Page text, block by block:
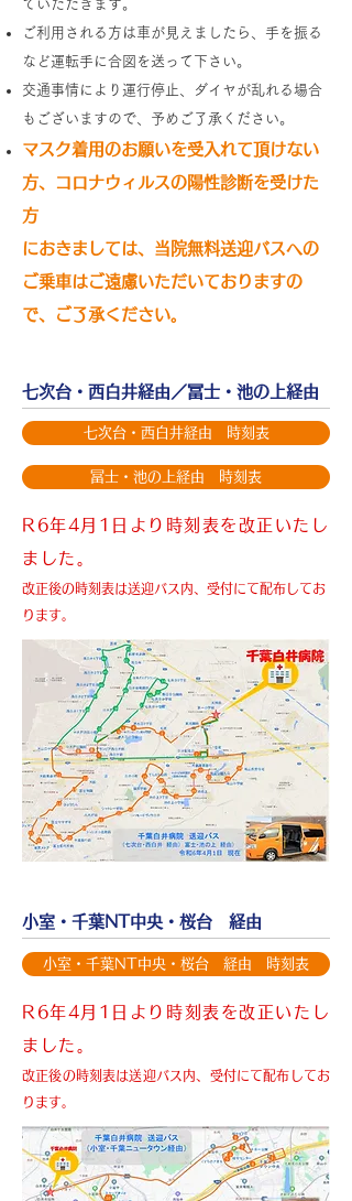
ていただきます。
ご利用される方は車が見えましたら、手を振る
など運転手に合図を送って下さい。
交通事情により運行停止、ダイヤが乱れる場合
もございますので、予めご了承ください。
マスク着用のお願いを受入れて頂けない
方、
コロナウィルスの陽性診断を受けた
方
におきましては、当院無料送迎バスへの
ご乗車はご遠慮いただいておりますの
で、ご了承ください。
七次台・西白井経由／冨士・池の上経由
七次台・西白井経由 時刻表
冨士・池の上経由 時刻表
R6年4月1日より時刻表を改正いたし
ました。
改正後の時刻表は送迎バス内、受付にて配布してお
ります。
小室・千葉NT中央・桜台 経由
小室・千葉NT中央・桜台 経由 時刻表
R6年4月1日より時刻表を改正いたし
ました。
改正後の時刻表は送迎バス内、受付にて配布してお
ります。